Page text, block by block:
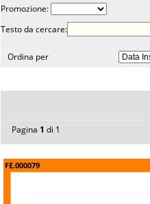
Promozione:
Testo da cercare:
Ordina per
Pagina 1 di 1
FE.000079